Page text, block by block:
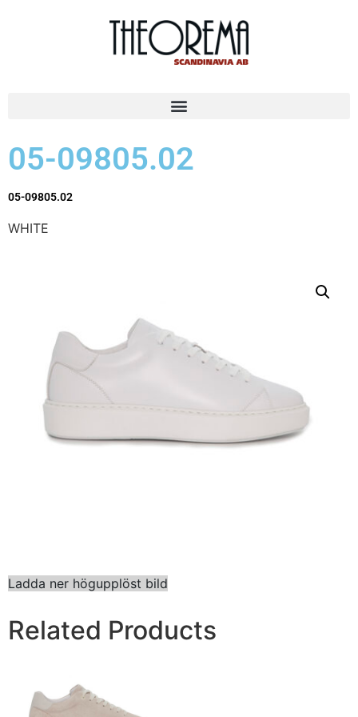
05-09805.02
05-09805.02
WHITE
Ladda ner högupplöst bild
Related Products